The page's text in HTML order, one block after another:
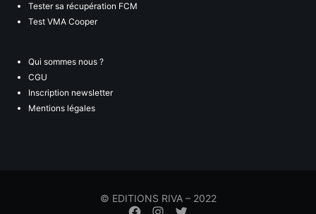
Tester sa récupération FCM
Test VMA Cooper
Qui sommes nous ?
CGU
Inscription newsletter
Mentions légales
© EDITIONS RIVA – 2022
Élément